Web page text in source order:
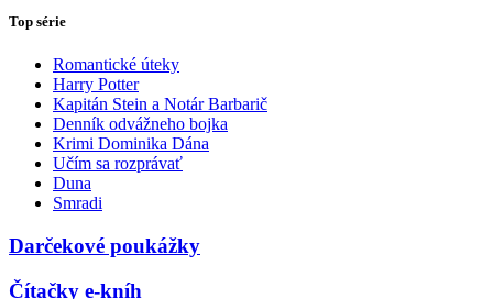
Top série
Romantické úteky
Harry Potter
Kapitán Stein a Notár Barbarič
Denník odvážneho bojka
Krimi Dominika Dána
Učím sa rozprávať
Duna
Smradi
Darčekové poukážky
Čítačky e-kníh